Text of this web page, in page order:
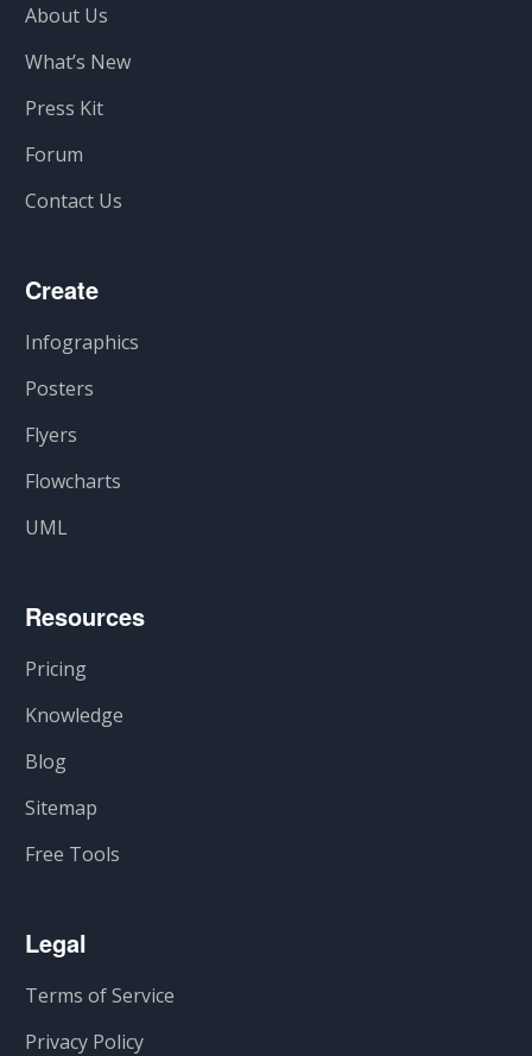
About Us
What’s New
Press Kit
Forum
Contact Us
Create
Infographics
Posters
Flyers
Flowcharts
UML
Resources
Pricing
Knowledge
Blog
Sitemap
Free Tools
Legal
Terms of Service
Privacy Policy